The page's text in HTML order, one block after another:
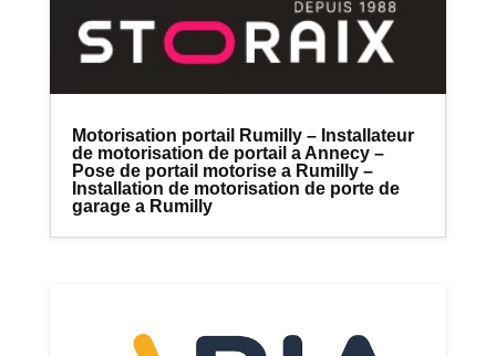
Motorisation portail Rumilly – Installateur
de motorisation de portail a Annecy –
Pose de portail motorise a Rumilly –
Installation de motorisation de porte de
garage a Rumilly